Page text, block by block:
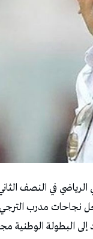
في النصف
نجاحات مدرب
إلى البطولة